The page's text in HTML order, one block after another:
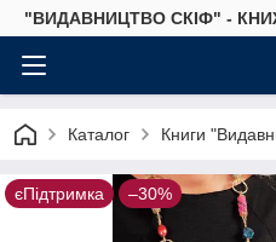
"ВИДАВНИЦТВО СКІФ" -
Каталог Книги
єПідтримка –30%